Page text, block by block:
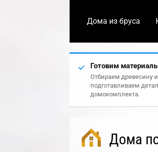
Дома из бруса
Готовим
Отбираем древесину и
подготавливаем
домокомплекта.
Дома